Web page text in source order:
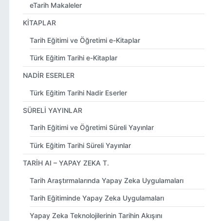
eTarih Makaleler
KİTAPLAR
Tarih Eğitimi ve Öğretimi e-Kitaplar
Türk Eğitim Tarihi e-Kitaplar
NADİR ESERLER
Türk Eğitim Tarihi Nadir Eserler
SÜRELİ YAYINLAR
Tarih Eğitimi ve Öğretimi Süreli Yayınlar
Türk Eğitim Tarihi Süreli Yayınlar
TARİH AI – YAPAY ZEKA T.
Tarih Araştırmalarında Yapay Zeka Uygulamaları
Tarih Eğitiminde Yapay Zeka Uygulamaları
Yapay Zeka Teknolojilerinin Tarihin Akışını